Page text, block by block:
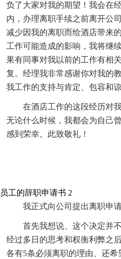
负了大家对我的期望！我会在
内，办理离职手续之前离开公
减少因我的离职而给酒店带来
工作可能造成的影响，我将继
果有同事对我以前的工作有相
复。经理我非常感谢你对我的
我工作的支持与肯定、包容和谅
在酒店工作的这段经历对
无论什么时候，我都会为自己
感到荣幸。此致敬礼！
员工的辞职申请书 2
我正式向公司提出离职申请
首先我想说、这个决定并
经过多日的思考和权衡利弊之
各有5条必须离职的理由、还